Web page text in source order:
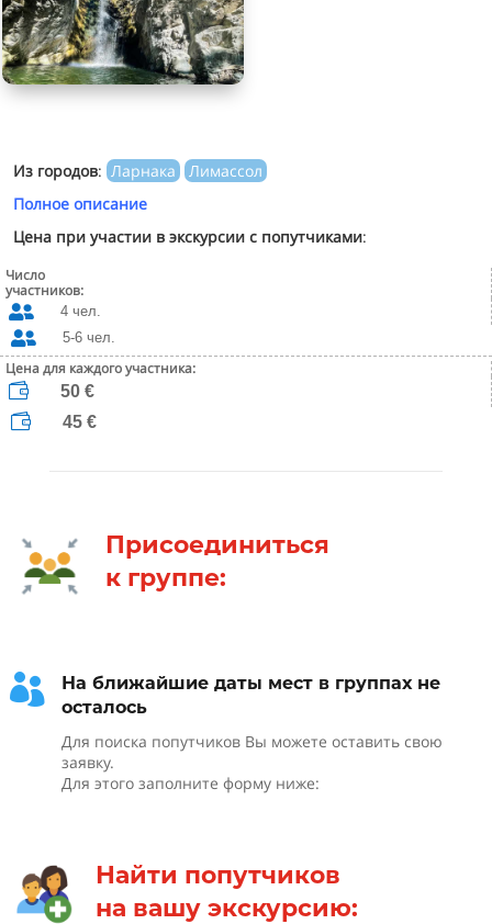
Из городов: Ларнака
Лимассол
Полное описание
Цена при участии в экскурсии с попутчиками:
Число
участников:
 4 чел.
 5-6 чел.
Цена для каждого участника:
 50 €
 45 €
Присоединиться
к группе:

На ближайшие даты мест в группах не
осталось
Для поиска попутчиков Вы можете оставить свою
заявку.
Для этого заполните форму ниже:
Найти попутчиков
на вашу экскурсию: